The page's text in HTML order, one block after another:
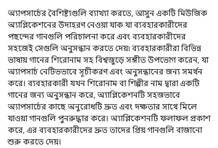
অ্যাপসার্চের বৈশিষ্ট্যগুলি ব্যাখ্যা করতে, আসুন একটি মিউজিক
অ্যাপ্লিকেশনের উদাহরণ নেওয়া যাক যা ব্যবহারকারীদের
পছন্দের গানগুলি পরিচালনা করে এবং ব্যবহারকারীদের
সহজেই সেগুলি অনুসন্ধান করতে দেয়৷ ব্যবহারকারীরা বিভিন্ন
ভাষায় গানের শিরোনাম সহ বিশ্বজুড়ে সঙ্গীত উপভোগ করেন, যা
অ্যাপসার্চ নেটিভভাবে সূচীকরণ এবং অনুসন্ধানের জন্য সমর্থন
করে। ব্যবহারকারী যখন শিরোনাম বা শিল্পীর নাম দ্বারা একটি
গানের জন্য অনুসন্ধান করে, অ্যাপ্লিকেশনটি সহজভাবে
অ্যাপসার্চের কাছে অনুরোধটি দ্রুত এবং দক্ষতার সাথে মিলে
যাওয়া গানগুলি পুনরুদ্ধার করে। অ্যাপ্লিকেশনটি ফলাফল প্রকাশ
করে, এর ব্যবহারকারীদের দ্রুত তাদের প্রিয় গানগুলি বাজানো
শুরু করতে দেয়।